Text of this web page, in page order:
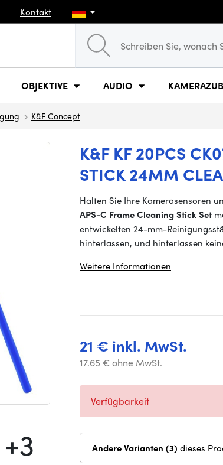
Kontakt
OBJEKTIVE AUDIO
K&F Concept
K&F KF 20PCS
STICK 24MM
+3
Halten Sie Ihre Kamerasensoren
APS-C Frame Cleaning Stick Set
entwickelten 24-mm-
hinterlassen, und hinterlassen
Weitere Informationen
21 € inkl. MwSt.
17.65 € ohne MwSt.
Verfügbarkeit
Andere Varianten (3) dieses